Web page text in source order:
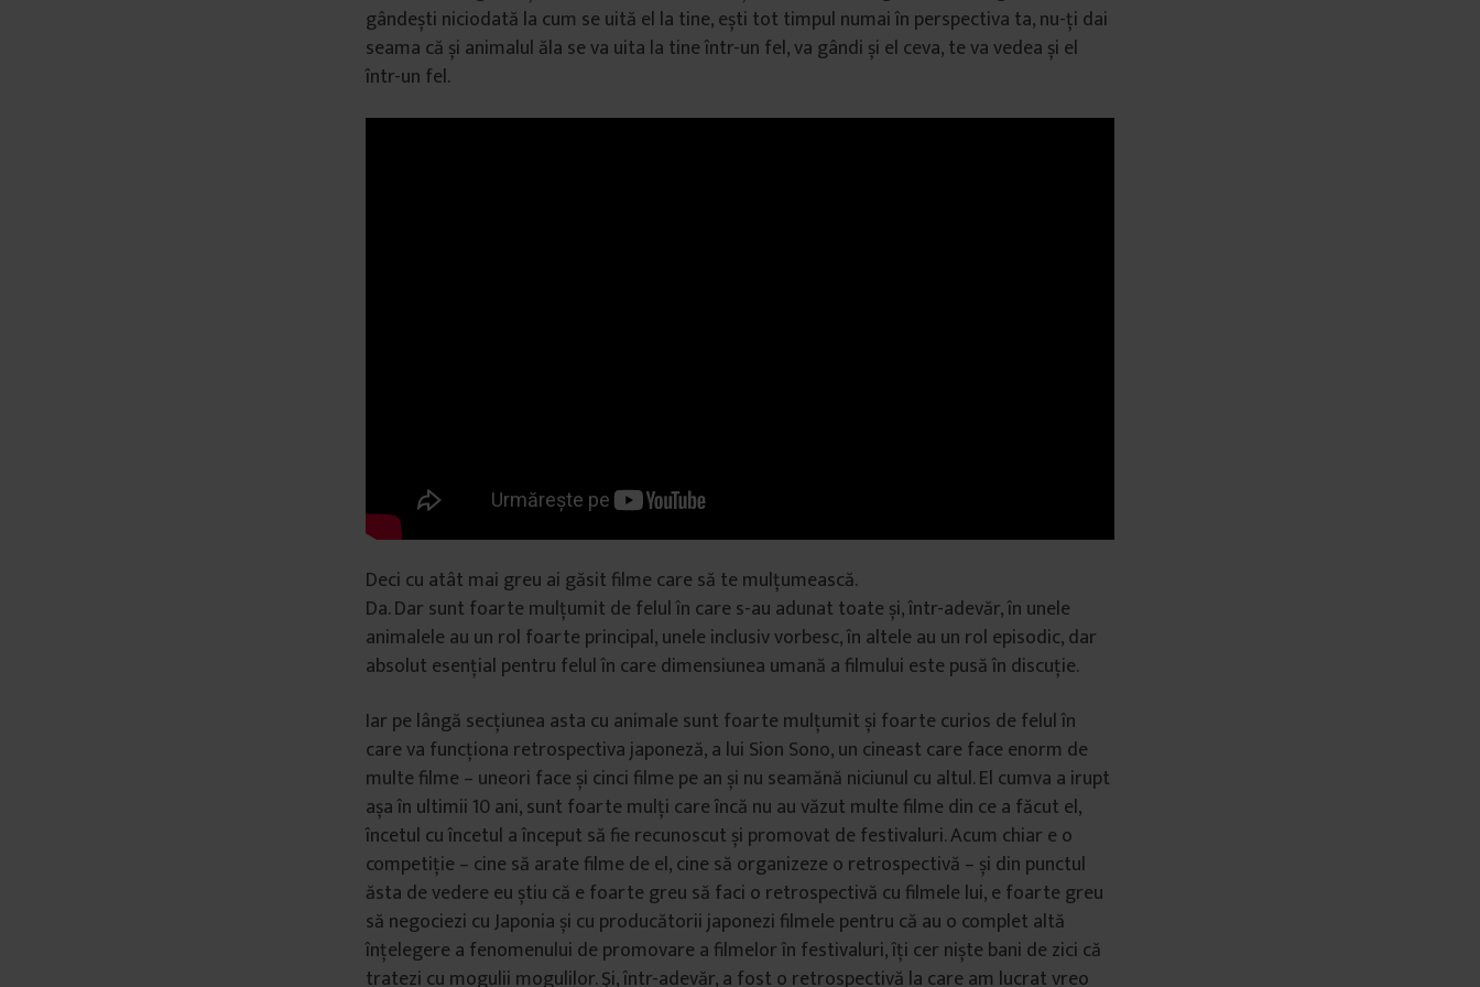
gândești niciodată la cum se uită el la tine, ești tot timpul numai în perspectiva ta, nu-ți dai
seama că și animalul ăla se va uita la tine într-un fel, va gândi și el ceva, te va vedea și el
într-un fel.
Deci cu atât mai greu ai găsit filme care să te mulțumească.
Da. Dar sunt foarte mulțumit de felul în care s-au adunat toate și, într-adevăr, în unele
animalele au un rol foarte principal, unele inclusiv vorbesc, în altele au un rol episodic, dar
absolut esențial pentru felul în care dimensiunea umană a filmului este pusă în discuție.
Iar pe lângă secțiunea asta cu animale sunt foarte mulțumit și foarte curios de felul în
care va funcționa retrospectiva japoneză, a lui Sion Sono, un cineast care face enorm de
multe filme – uneori face și cinci filme pe an și nu seamănă niciunul cu altul. El cumva a irupt
așa în ultimii 10 ani, sunt foarte mulți care încă nu au văzut multe filme din ce a făcut el,
încetul cu încetul a început să fie recunoscut și promovat de festivaluri. Acum chiar e o
competiție – cine să arate filme de el, cine să organizeze o retrospectivă – și din punctul
ăsta de vedere eu știu că e foarte greu să faci o retrospectivă cu filmele lui, e foarte greu
să negociezi cu Japonia și cu producătorii japonezi filmele pentru că au o complet altă
înțelegere a fenomenului de promovare a filmelor în festivaluri, îți cer niște bani de zici că
tratezi cu mogulii mogulilor. Şi, într-adevăr, a fost o retrospectivă la care am lucrat vreo